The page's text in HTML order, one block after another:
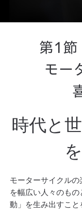
第1
モー
時代と
モーターサイクル
を幅広い人々のもの
動」を生み出すこと